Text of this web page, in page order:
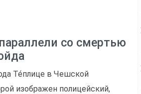
со смертью
Те́плице в Чешской
изображен полицейский,